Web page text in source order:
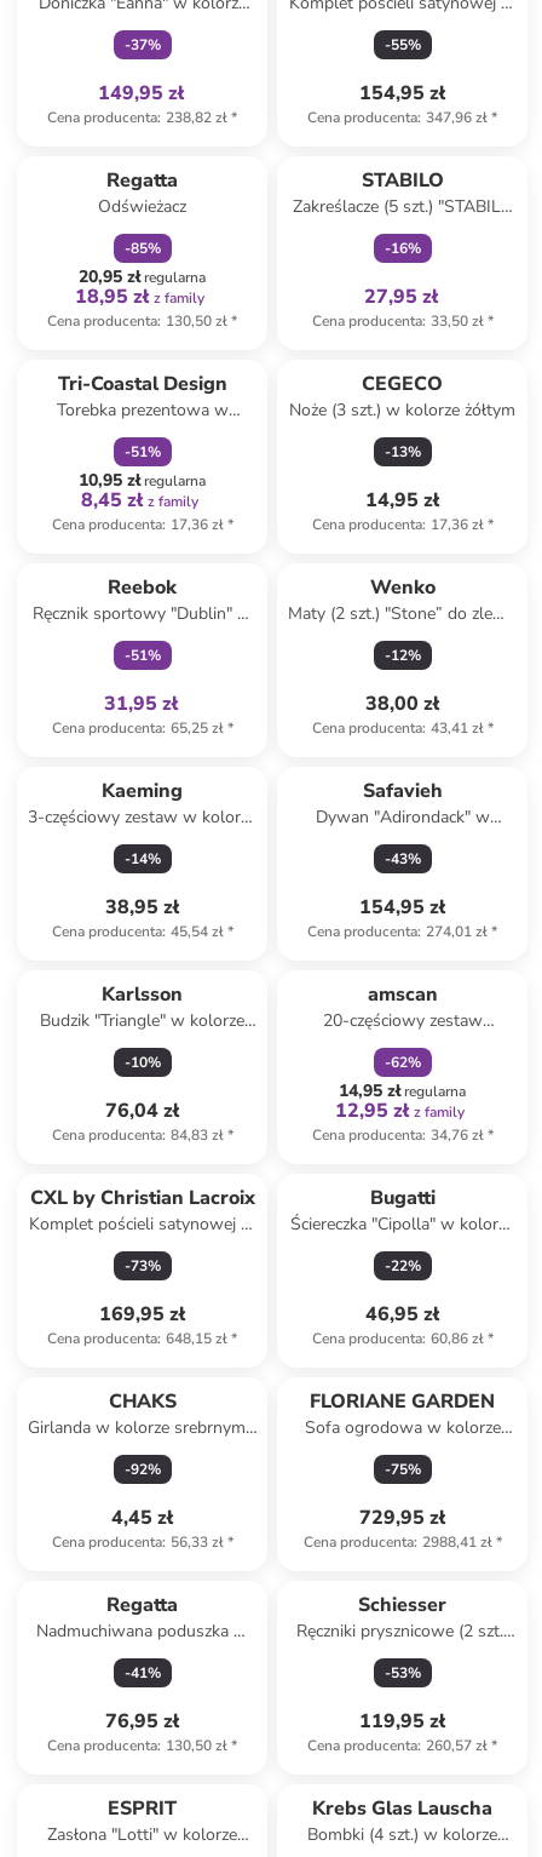
białym ze wzorem - wys. 14 x
Ø 19,5 cm
-37%
149,95 zł
Cena producenta: 238,82 zł*
kolorze szarym
-55%
154,95 zł
Cena producenta: 347,96 zł*
Regatta
Odświeżacz
-85%
20,95 złregularna
18,95 zł z family
Cena producenta: 130,50 zł*
STABILO
Zakreślacze (5 szt.) "STABILO
BOSS MINI Naturevibes"
-16%
27,95 zł
Cena producenta: 33,50 zł*
Tri-Coastal Design
Torebka prezentowa w
kolorze zielono-czerwonym -
40 x 43,5 cm
-51%
10,95 złregularna
8,45 zł z family
Cena producenta: 17,36 zł*
CEGECO
Noże (3 szt.) w kolorze żółtym
-13%
14,95 zł
Cena producenta: 17,36 zł*
Reebok
Ręcznik sportowy "Dublin" w
kolorze niebieskim - 80 x 40
cm
-51%
31,95 zł
Cena producenta: 65,25 zł*
Wenko
Maty (2 szt.) "Stone” do zlewu
- dł. 31 x 26 cm
-12%
38,00 zł
Cena producenta: 43,41 zł*
Kaeming
3-częściowy zestaw w kolorze
żółto-zielonym - 13 x 6 x 8,2
cm
-14%
38,95 zł
Cena producenta: 45,54 zł*
Safavieh
Dywan "Adirondack" w
kolorze beżowo-szarym
-43%
154,95 zł
Cena producenta: 274,01 zł*
Karlsson
Budzik "Triangle" w kolorze
czarnym - wys. 9,3 cm
-10%
76,04 zł
Cena producenta: 84,83 zł*
amscan
20-częściowy zestaw
imprezowy ze wzorem
-62%
14,95 złregularna
12,95 zł z family
Cena producenta: 34,76 zł*
CXL by Christian Lacroix
Komplet pościeli satynowej ze
wzorem
-73%
169,95 zł
Cena producenta: 648,15 zł*
Bugatti
Ściereczka "Cipolla" w kolorze
zielonym do naczyń - 70 x 50
cm
-22%
46,95 zł
Cena producenta: 60,86 zł*
CHAKS
Girlanda w kolorze srebrnym -
dł. 120 cm
-92%
4,45 zł
Cena producenta: 56,33 zł*
FLORIANE GARDEN
Sofa ogrodowa w kolorze
kremowym - 51 x 86 x 51 cm
-75%
729,95 zł
Cena producenta: 2988,41 zł*
Regatta
Nadmuchiwana poduszka w
kolorze niebieskim
-41%
76,95 zł
Cena producenta: 130,50 zł*
Schiesser
Ręczniki prysznicowe (2 szt.)
"Milano" w kolorze
jasnoróżowym
-53%
119,95 zł
Cena producenta: 260,57 zł*
ESPRIT
Zasłona "Lotti" w kolorze
Krebs Glas Lauscha
Bombki (4 szt.) w kolorze